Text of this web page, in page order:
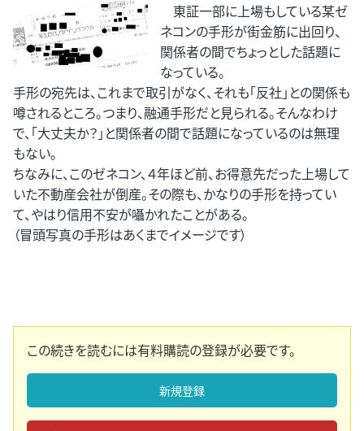
東証一部に上場もしている某ゼ
ネコンの手形が街金筋に出回り、
関係者の間でちょっとした話題に
なっている。
手形の宛先は、これまで取引がなく、それも「反社」との関係も
噂されるところ。つまり、融通手形だと見られる。そんなわけ
で、「大丈夫か？」と関係者の間で話題になっているのは無理
もない。
ちなみに、このゼネコン、４年ほど前、お得意先だった上場して
いた不動産会社が倒産。その際も、かなりの手形を持ってい
て、やはり信用不安が囁かれたことがある。
（冒頭写真の手形はあくまでイメージです）
この続きを読むには有料購読の登録が必要です。
新規登録